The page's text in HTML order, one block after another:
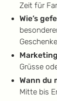
Zeit für
Wie’s
Grüsse
Wann du
Mitte bis